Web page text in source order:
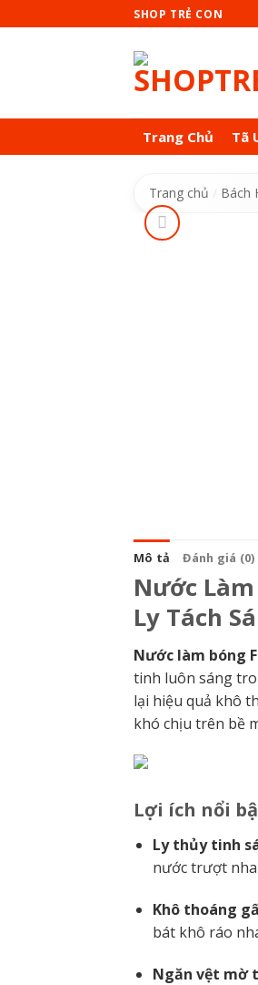
to
SHOP TRẺ CON
Trang Chủ Tã
Trang chủ Bách
Mô tả Đánh giá (0)
Nước
Ly Tách
Nước làm bóng
tinh luôn sáng
lại hiệu quả khô
khó chịu trên bề
Lợi ích nổi
Ly thủy tinh
nước trượt
Khô thoáng
bát khô ráo
Ngăn vệt mờ